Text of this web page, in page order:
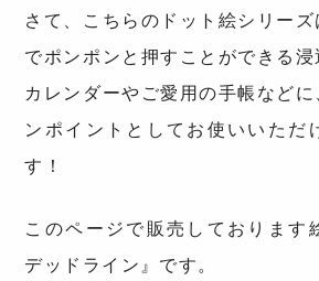
さて、こちらのドット絵シリー
でポンポンと押すことができる浸
カレンダーやご愛用の手帳など
ンポイントとしてお使いいただ
す！
このページで販売しております
デッドライン』です。